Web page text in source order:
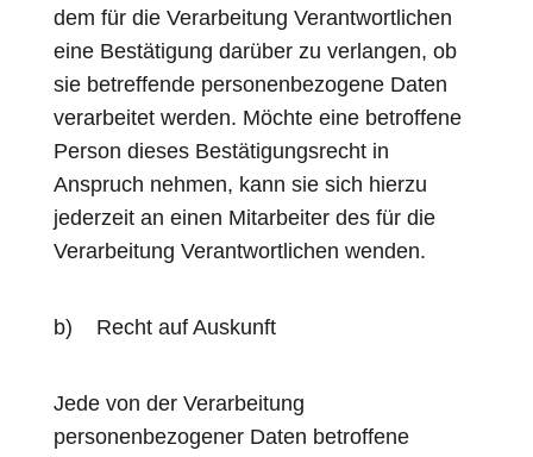
dem für die Verarbeitung Verantwortlichen
eine Bestätigung darüber zu verlangen, ob
sie betreffende personenbezogene Daten
verarbeitet werden. Möchte eine betroffene
Person dieses Bestätigungsrecht in
Anspruch nehmen, kann sie sich hierzu
jederzeit an einen Mitarbeiter des für die
Verarbeitung Verantwortlichen wenden.
b) Recht auf Auskunft
Jede von der Verarbeitung
personenbezogener Daten betroffene